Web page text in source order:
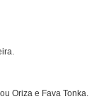
Oriza e Fava Tonka.